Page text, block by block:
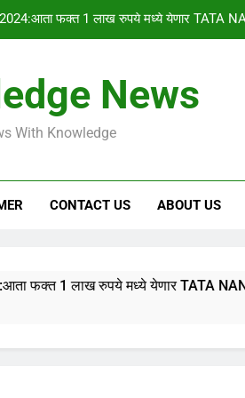
फक्त 1 लाख रुपये मध्ये येणार TATA
yojana 2024:आपल्या गावची 2023-2024 ची
HSC & SSC Result: 10 वी 12 वी चा निकाल
PM किसान
News
With Knowledge
CONTACT US ABOUT US
रुपये मध्ये येणार TATA NANO इलेक्ट्रिक